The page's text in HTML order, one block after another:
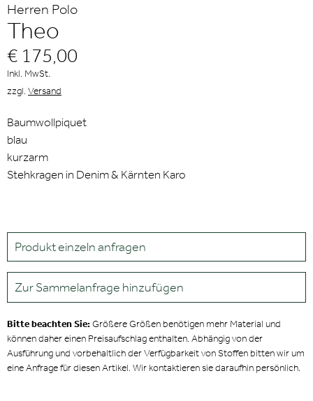
Herren Polo
Theo
€ 175,00
Inkl. MwSt.
zzgl. Versand
Baumwollpiquet
blau
kurzarm
Stehkragen in Denim & Kärnten Karo
Produkt einzeln anfragen
Zur Sammelanfrage hinzufügen
Bitte beachten Sie:Größere Größen benötigen mehr Material und
können daher einen Preisaufschlag enthalten. Abhängig von der
Ausführung und vorbehaltlich der Verfügbarkeit von Stoffen bitten wir um
eine Anfrage für diesen Artikel. Wir kontaktieren sie daraufhin persönlich.